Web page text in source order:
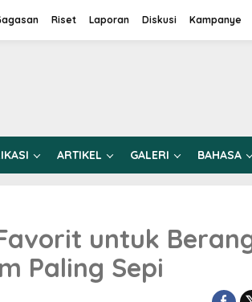
Riset Laporan Diskusi Kampanye
ARTIKEL GALERI BAHASA
untuk
Paling Sepi